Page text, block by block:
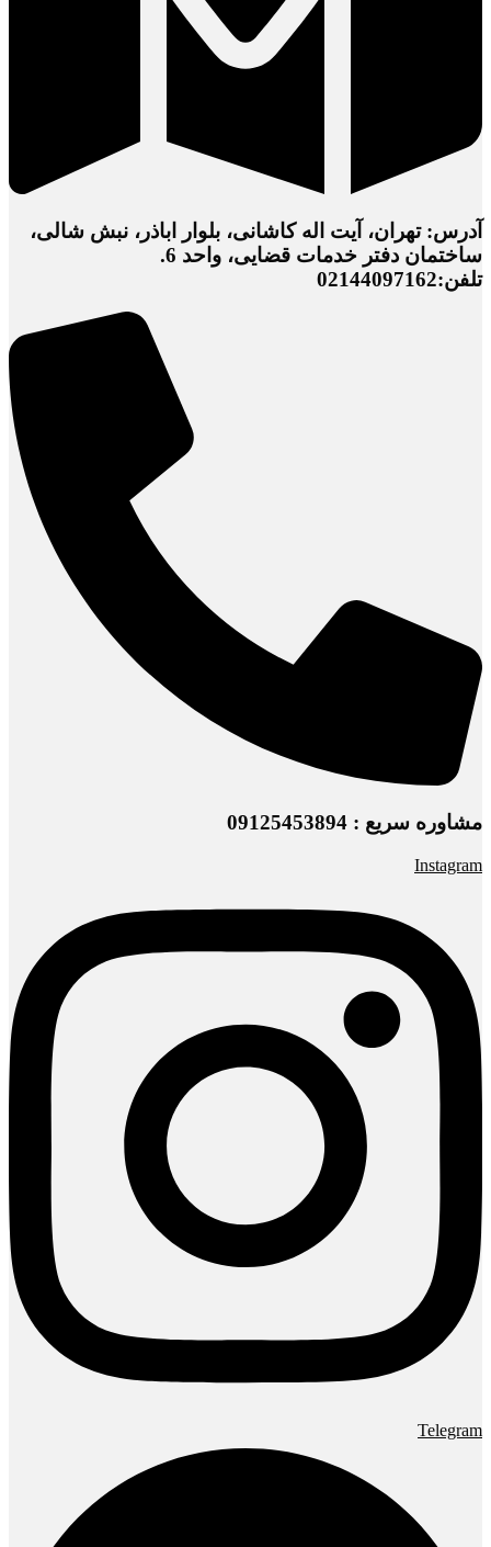
آدرس: تهران، آیت اله کاشانی، بلوار اباذر، نبش شالی،
ساختمان دفتر خدمات قضایی، واحد 6.
تلفن:02144097162
مشاوره سریع : 09125453894
Instagram
Telegram